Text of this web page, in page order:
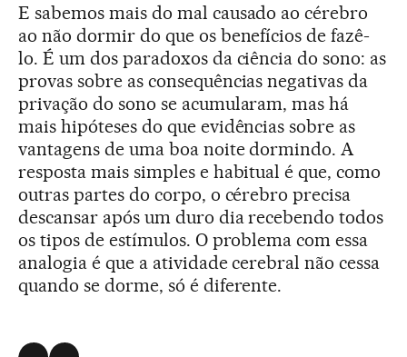
E sabemos mais do mal causado ao cérebro
ao não dormir do que os benefícios de fazê-
lo. É um dos paradoxos da ciência do sono: as
provas sobre as consequências negativas da
privação do sono se acumularam, mas há
mais hipóteses do que evidências sobre as
vantagens de uma boa noite dormindo. A
resposta mais simples e habitual é que, como
outras partes do corpo, o cérebro precisa
descansar após um duro dia recebendo todos
os tipos de estímulos. O problema com essa
analogia é que a atividade cerebral não cessa
quando se dorme, só é diferente.